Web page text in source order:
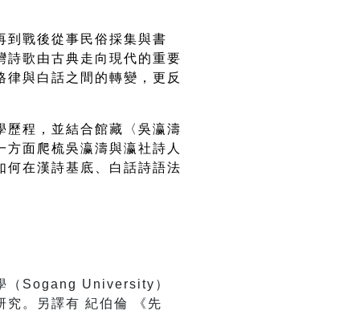
到戰後從事民俗採集與書
詩歌由古典走向現代的重要
與白話之間的轉變，更反
歷程，並結合館藏〈吳瀛濤
面爬梳吳瀛濤與瀛社詩人
何在漢詩基底、白話詩語法
（Sogang University）
究。另譯有 紀伯倫 《先